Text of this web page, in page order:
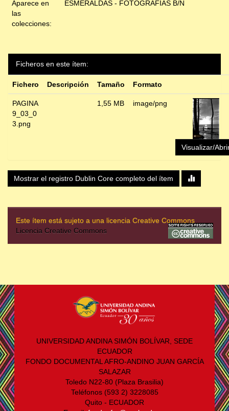
Aparece en
las
colecciones:
ESMERALDAS - FOTOGRAFÍAS B/N
Ficheros en este ítem:
Fichero Descripción Tamaño Formato
PAGINA
9_03_0
3.png
1,55 MB image/png
Visualizar/
Mostrar el registro Dublin Core completo del ítem
Este ítem está sujeto a una licencia Creative Commons
Licencia Creative Commons
UNIVERSIDAD ANDINA SIMÓN BOLÍVAR, SEDE
ECUADOR
FONDO DOCUMENTAL AFRO-ANDINO JUAN GARCÍA
SALAZAR
Toledo N22-80 (Plaza Brasilia)
Teléfonos (593 2) 3228085
Quito - ECUADOR